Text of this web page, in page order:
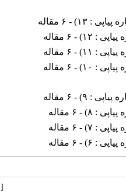
) - ۶ مقاله
) - ۶ مقاله
) - ۶ مقاله
) - ۶ مقاله
) - ۶ مقاله
) - ۶ مقاله
) - ۶ مقاله
) - ۶ مقاله
[ ۰-۵ از ۸